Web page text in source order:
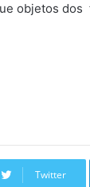
objetos
Twitter